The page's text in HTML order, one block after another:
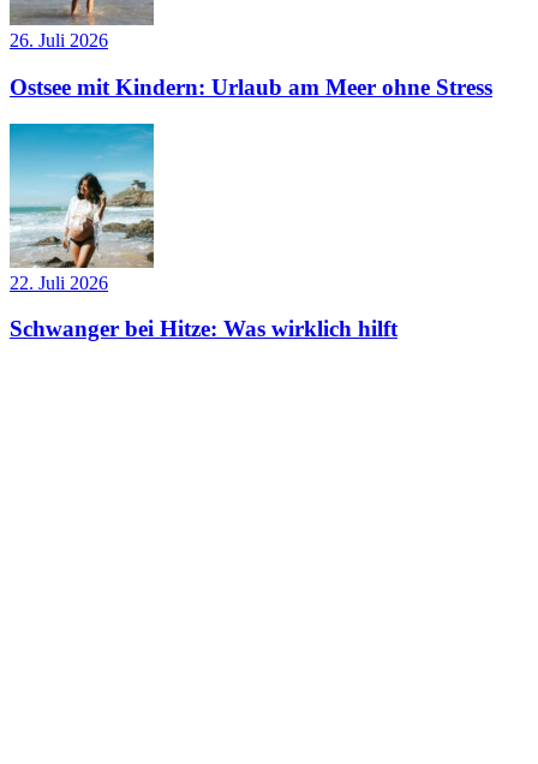
26. Juli 2026
Ostsee mit Kindern: Urlaub am Meer ohne Stress
22. Juli 2026
Schwanger bei Hitze: Was wirklich hilft